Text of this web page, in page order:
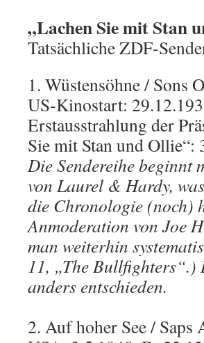
„Lachen Sie mit Stan
Tatsächliche ZDF-
1. Wüstensöhne / Sons
US-Kinostart:
Erstausstrahlung der
Sie mit Stan und Ollie“:
Die Sendereihe beginnt
von Laurel & Hardy,
die Chronologie (noch)
Anmoderation von Joe
man weiterhin
11, „The
anders entschieden.
2. Auf hoher See / Saps